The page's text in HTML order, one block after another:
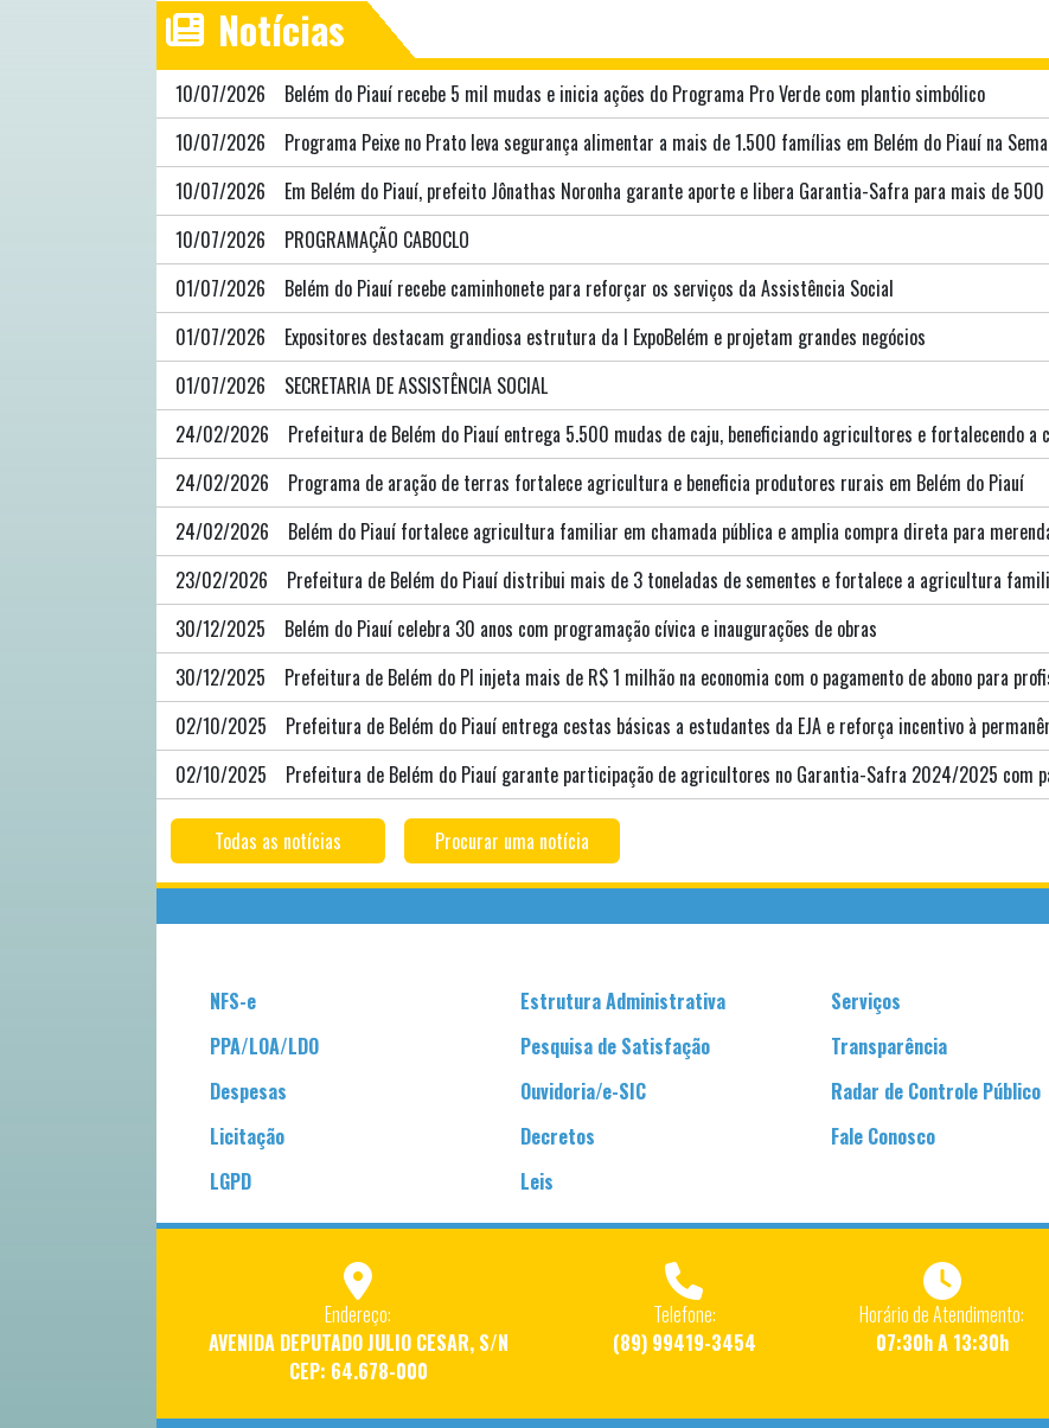
Notícias
10/07/2026
Belém do Piauí recebe 5 mil mudas e inicia ações do Programa Pro Verde com plantio simbólico
10/07/2026
Programa Peixe no Prato leva segurança alimentar a mais de 1.500 famílias em Belém do Piauí na
10/07/2026
Em Belém do Piauí, prefeito Jônathas Noronha garante aporte e libera Garantia-Safra para mais de
10/07/2026
PROGRAMAÇÃO CABOCLO
01/07/2026
Belém do Piauí recebe caminhonete para reforçar os serviços da Assistência Social
01/07/2026
Expositores destacam grandiosa estrutura da I ExpoBelém e projetam grandes negócios
01/07/2026
SECRETARIA DE ASSISTÊNCIA SOCIAL
24/02/2026
Prefeitura de Belém do Piauí entrega 5.500 mudas de caju, beneficiando agricultores e fortalecendo a
24/02/2026
Programa de aração de terras fortalece agricultura e beneficia produtores rurais em Belém do Piauí
24/02/2026
Belém do Piauí fortalece agricultura familiar em chamada pública e amplia compra direta para
23/02/2026
Prefeitura de Belém do Piauí distribui mais de 3 toneladas de sementes e fortalece a agricultura
30/12/2025
Belém do Piauí celebra 30 anos com programação cívica e inaugurações de obras
30/12/2025
Prefeitura de Belém do PI injeta mais de R$ 1 milhão na economia com o pagamento de abono para
02/10/2025
Prefeitura de Belém do Piauí entrega cestas básicas a estudantes da EJA e reforça incentivo à
02/10/2025
Prefeitura de Belém do Piauí garante participação de agricultores no Garantia-Safra 2024/2025 com
Todas as notícias Procurar uma notícia
NFS-e Estrutura Administrativa Serviços
PPA/LOA/LDO
Pesquisa de Satisfação Transparência
Despesas
Ouvidoria/e-SIC Radar de Controle Público
Licitação
Decretos Fale Conosco
LGPD
Leis
Endereço:
AVENIDA DEPUTADO JULIO CESAR, S/N
CEP: 64.678-000
Telefone:
(89) 99419-3454
Horário de Atendimento:
07:30h A 13:30h